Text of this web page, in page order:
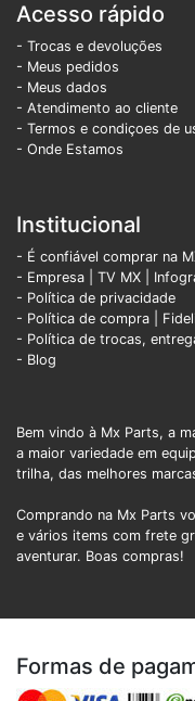
Acesso rápido
- Trocas e devoluções
- Meus pedidos
- Meus dados
- Atendimento ao cliente
- Termos e condiçoes de
- Onde Estamos
Institucional
- É confiável comprar na
- Empresa
TV MX
- Política de privacidade
- Política de compra |
- Política de trocas,
- Blog
Bem vindo à Mx Parts, a
a maior variedade em
trilha, das melhores
Comprando na Mx Parts
e vários items com frete
aventurar. Boas compras!
Formas de